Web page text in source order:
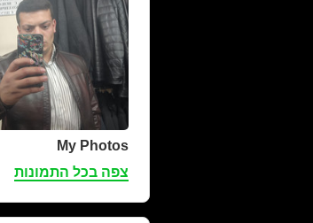
My Photos
צפה בכל התמונות